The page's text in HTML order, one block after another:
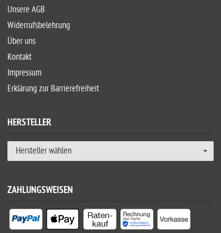
Unsere AGB
Widerrufsbelehrung
Über uns
Kontakt
Impressum
Erklärung zur Barrierefreiheit
HERSTELLER
Hersteller wählen
ZAHLUNGSWEISEN